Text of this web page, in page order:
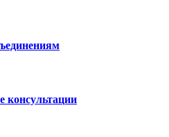
консультации